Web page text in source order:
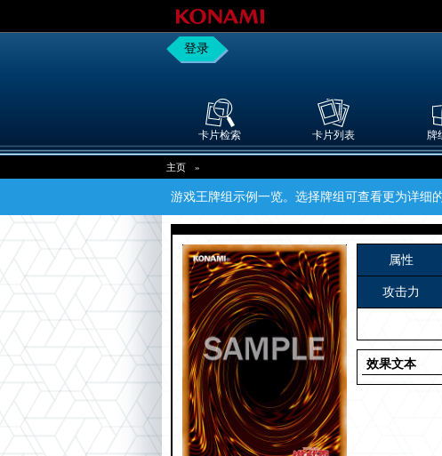
登录
卡片检索 卡片列表 牌
主页 »
游戏王牌组示例一览。选择牌组可查看更为详细
属性
攻击力
效果文本